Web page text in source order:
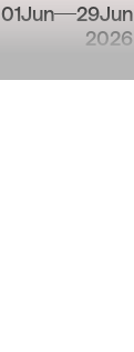
01Jun 29Jun
2026